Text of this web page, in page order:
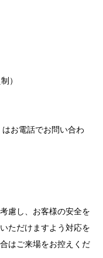
）
お電話でお問い合わ
慮し、お客様の安全を
ただけますよう対応を
はご来場をお控えくだ